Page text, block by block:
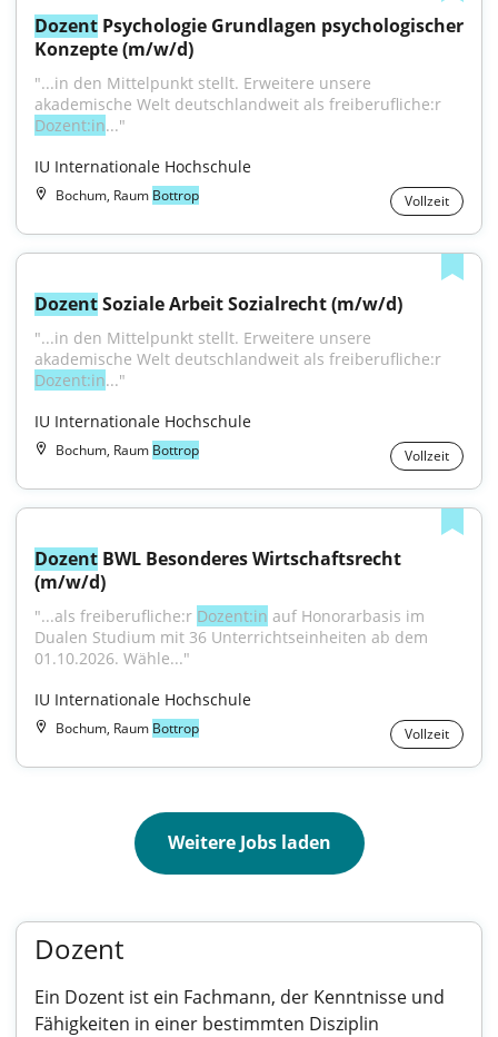
Dozent Psychologie Grundlagen psychologischer
Konzepte (m/w/d)
"...in den Mittelpunkt stellt. Erweitere unsere
Dozent:in..."
IU Internationale Hochschule
Bochum, Raum Bottrop Vollzeit
Dozent Soziale Arbeit Sozialrecht (m/w/d)
"...in den Mittelpunkt stellt. Erweitere unsere
Dozent:in..."
IU Internationale Hochschule
Bochum, Raum Bottrop Vollzeit
Dozent BWL Besonderes Wirtschaftsrecht
(m/w/d)
"...als freiberufliche:r Dozent:in auf Honorarbasis im
Dualen Studium mit 36 Unterrichtseinheiten ab dem
01.10.2026. Wähle..."
IU Internationale Hochschule
Bochum, Raum Bottrop Vollzeit
Weitere Jobs laden
Dozent
Ein Dozent ist ein Fachmann, der Kenntnisse und
Fähigkeiten in einer bestimmten Disziplin